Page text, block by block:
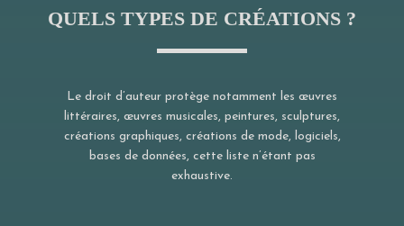
QUELS TYPES DE CRÉATIONS ?
Le droit d’auteur protège notamment les œuvres
littéraires, œuvres musicales, peintures, sculptures,
créations graphiques, créations de mode, logiciels,
bases de données, cette liste n’étant pas
exhaustive.